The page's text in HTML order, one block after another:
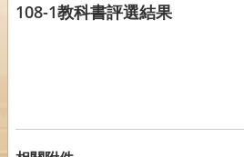
108-1教科書評選結果